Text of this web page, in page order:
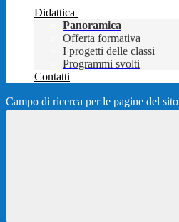
Didattica
Panoramica
Offerta formativa
I progetti delle classi
Programmi svolti
Contatti
Campo di ricerca per le pagine del sito